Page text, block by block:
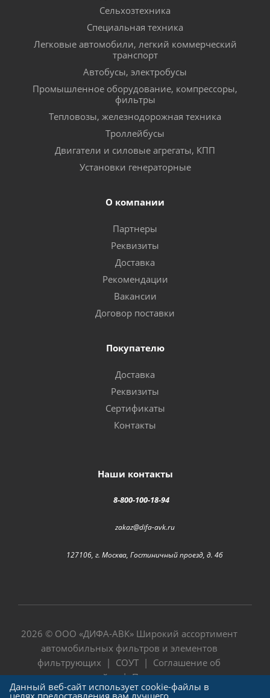
Сельхозтехника
Специальная техника
Легковые автомобили, легкий коммерческий
транспорт
Автобусы, электробусы
Промышленное оборудование, компрессоры,
фильтры
Тепловозы, железнодорожная техника
Троллейбусы
Двигатели и силовые агрегаты, КПП
Установки генераторные
О компании
Партнеры
Реквизиты
Доставка
Рекомендации
Вакансии
Договор поставки
Покупателю
Доставка
Реквизиты
Сертификаты
Контакты
Наши контакты
8-800-100-18-94
zakaz@difa-avk.ru
127106, г. Москва, Гостиничный проезд, д. 4б
2026 © ООО «ДИФА-АВК» Широкий ассортимент
автомобильных фильтров и элементов
фильтрующих | СОУТ | Соглашение об
использовании сайта|Политика в отношении
обработки персональных данных
Данный веб-сайт использует cookie-файлы в
целях предоставления вам лучшего